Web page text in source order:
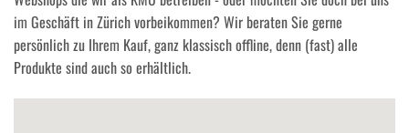
im Geschäft in Zürich vorbeikommen? Wir beraten Sie gerne
persönlich zu Ihrem Kauf, ganz klassisch offline, denn (fast) alle
Produkte sind auch so erhältlich.